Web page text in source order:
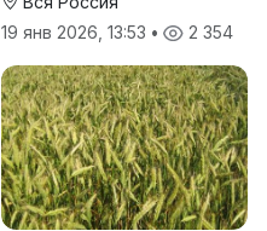
19 янв 2026, 13:53 • 2 354